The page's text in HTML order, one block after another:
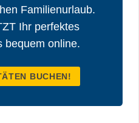
Familienurlaub.
Ihr perfektes
bequem online.
BUCHEN!